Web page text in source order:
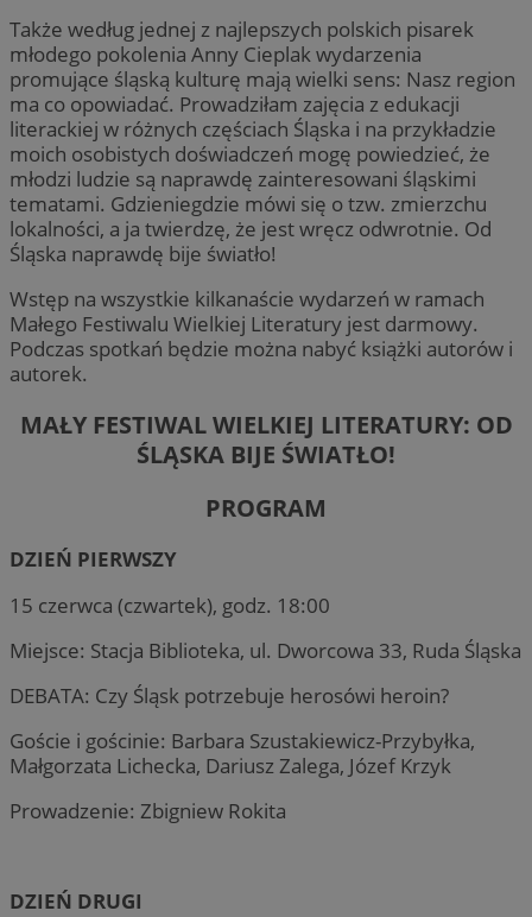
Także według jednej z najlepszych polskich pisarek
młodego pokolenia Anny Cieplak wydarzenia
promujące śląską kulturę mają wielki sens: Nasz region
ma co opowiadać. Prowadziłam zajęcia z edukacji
literackiej w różnych częściach Śląska i na przykładzie
moich osobistych doświadczeń mogę powiedzieć, że
młodzi ludzie są naprawdę zainteresowani śląskimi
tematami. Gdzieniegdzie mówi się o tzw. zmierzchu
lokalności, a ja twierdzę, że jest wręcz odwrotnie. Od
Śląska naprawdę bije światło!
Wstęp na wszystkie kilkanaście wydarzeń w ramach
Małego Festiwalu Wielkiej Literatury jest darmowy.
Podczas spotkań będzie można nabyć książki autorów i
autorek.
MAŁY FESTIWAL WIELKIEJ LITERATURY: OD
ŚLĄSKA BIJE ŚWIATŁO!
PROGRAM
DZIEŃ PIERWSZY
15 czerwca (czwartek), godz. 18:00
Miejsce: Stacja Biblioteka, ul. Dworcowa 33, Ruda Śląska
DEBATA: Czy Śląsk potrzebuje herosówi heroin?
Goście i gościnie: Barbara Szustakiewicz-Przybyłka,
Małgorzata Lichecka, Dariusz Zalega, Józef Krzyk
Prowadzenie: Zbigniew Rokita
DZIEŃ DRUGI